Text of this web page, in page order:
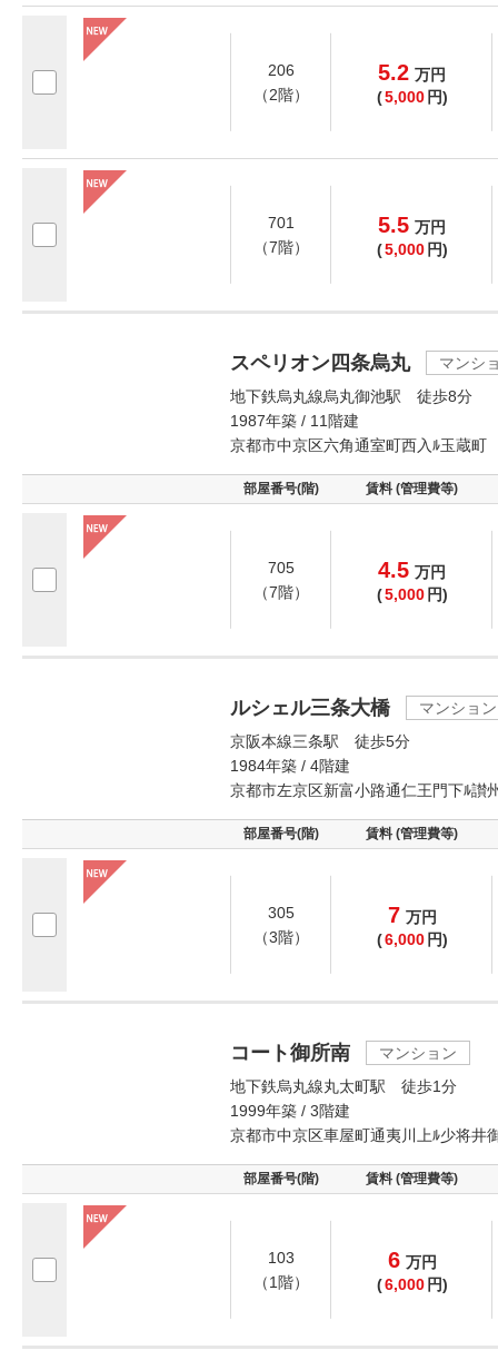
206
（2階）
5.2 万円
(5,000 円)
701
（7階）
5.5 万円
(5,000 円)
スペリオン四条烏丸
マンシ
地下鉄烏丸線烏丸御池駅 徒歩8分
1987年築 / 11階建
京都市中京区六角通室町西入ﾙ玉蔵町
部屋番号(階) 賃料 (管理費等)
705
（7階）
4.5 万円
(5,000 円)
ルシェル三条大橋
マンション
京阪本線三条駅 徒歩5分
1984年築 / 4階建
京都市左京区新富小路通仁王門下ﾙ讃
部屋番号(階) 賃料 (管理費等)
305
（3階）
7 万円
(6,000 円)
コート御所南
マンション
地下鉄烏丸線丸太町駅 徒歩1分
1999年築 / 3階建
京都市中京区車屋町通夷川上ﾙ少将井
部屋番号(階) 賃料 (管理費等)
103
（1階）
6 万円
(6,000 円)